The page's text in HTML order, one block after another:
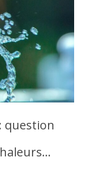
question